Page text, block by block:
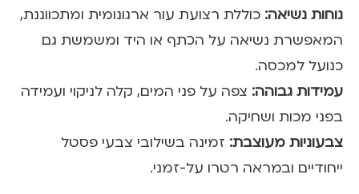
נוחות נשיאה: כוללת רצועת עור ארגונומית ומתכווננת,
המאפשרת נשיאה על הכתף או היד ומשמשת גם
כנועל למכסה.
עמידות גבוהה: צפה על פני המים, קלה לניקוי ועמידה
בפני מכות ושחיקה.
צבעוניות מעוצבת: זמינה בשילובי צבעי פסטל
ייחודיים ובמראה רטרו על-זמני.